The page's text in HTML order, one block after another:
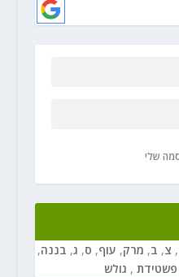
שלי
, צ, ב, מרק, עוף, ס, ג, בננה,
פשטידת , גולש